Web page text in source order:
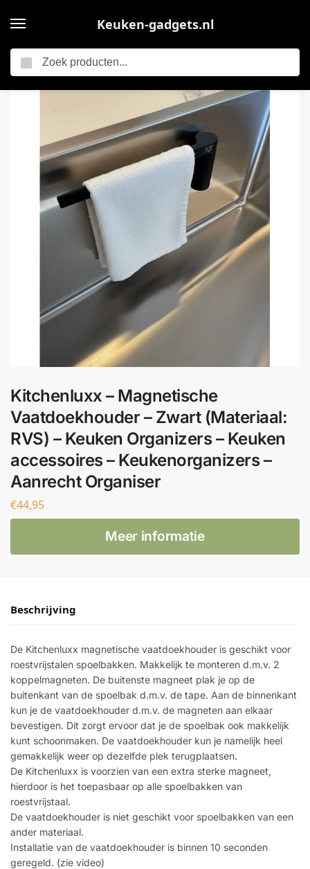
Keuken-gadgets.nl
Kitchenluxx – Magnetische Vaatdoekhouder – Zwart (Materiaal: RVS) – Keuken Organizers – Keuken accessoires – Keukenorganizers – Aanrecht Organiser
Kitchenluxx – Magnetische
Vaatdoekhouder – Zwart (Materiaal:
RVS) – Keuken Organizers – Keuken
accessoires – Keukenorganizers –
Aanrecht Organiser
€44,95
Meer informatie
Beschrijving
De Kitchenluxx magnetische vaatdoekhouder is geschikt voor
roestvrijstalen spoelbakken. Makkelijk te monteren d.m.v. 2
koppelmagneten. De buitenste magneet plak je op de
buitenkant van de spoelbak d.m.v. de tape. Aan de binnenkant
kun je de vaatdoekhouder d.m.v. de magneten aan elkaar
bevestigen. Dit zorgt ervoor dat je de spoelbak ook makkelijk
kunt schoonmaken. De vaatdoekhouder kun je namelijk heel
gemakkelijk weer op dezelfde plek terugplaatsen.
De Kitchenluxx is voorzien van een extra sterke magneet,
hierdoor is het toepasbaar op alle spoelbakken van
roestvrijstaal.
De vaatdoekhouder is niet geschikt voor spoelbakken van een
ander materiaal.
Installatie van de vaatdoekhouder is binnen 10 seconden
geregeld. (zie video)